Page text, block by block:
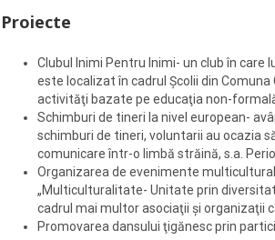
Proiecte
Clubul Inimi Pentru Inimi- un club în
este localizat în cadrul Şcolii din
activităţi bazate pe educaţia non-
Schimburi de tineri la nivel european-
schimburi de tineri, voluntarii au ocazia
comunicare într-o limbă străină, s.a.
Organizarea de evenimente
„Multiculturalitate- Unitate prin
cadrul mai multor asociaţii şi organizaţii
Promovarea dansului ţigănesc prin